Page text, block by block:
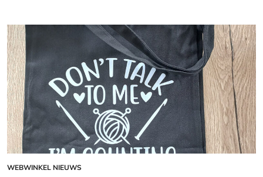
GEPLAATST
WEBWINKEL NIEUWS